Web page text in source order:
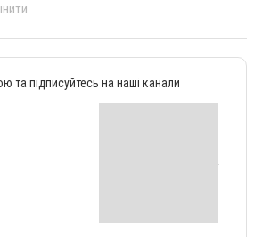
та підписуйтесь на наші канали